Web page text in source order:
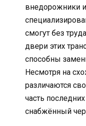
внедорожники
смогут без
двери этих
способны
Несмотря на
различаются
часть
снабжённый